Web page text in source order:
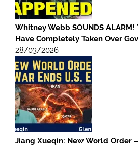
Whitney Webb SOUNDS
Have Completely Taken Over
28/03/2026
Jiang Xueqin: New World Order